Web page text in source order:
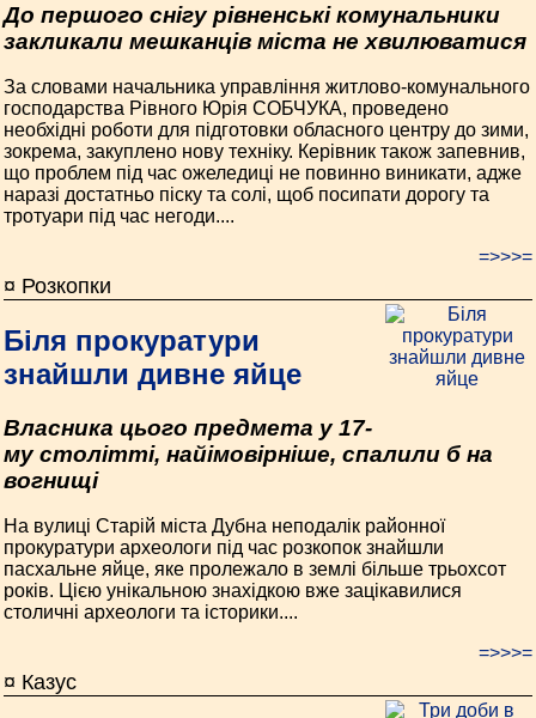
До першого снігу рівненські комунальники
закликали мешканців міста не хвилюватися
За словами начальника управління житлово-комунального
господарства Рівного Юрія СОБЧУКА, проведено
необхідні роботи для підготовки обласного центру до зими,
зокрема, закуплено нову техніку. Керівник також запевнив,
що проблем під час ожеледиці не повинно виникати, адже
наразі достатньо піску та солі, щоб посипати дорогу та
тротуари під час негоди....
=>>>=
¤ Розкопки
Біля прокуратури
знайшли дивне яйце
Власника цього предмета у 17-
му столітті, найімовірніше, спалили б на
вогнищі
На вулиці Старій міста Дубна неподалік районної
прокуратури археологи під час розкопок знайшли
пасхальне яйце, яке пролежало в землі більше трьохсот
років. Цією унікальною знахідкою вже зацікавилися
столичні археологи та історики....
=>>>=
¤ Казус